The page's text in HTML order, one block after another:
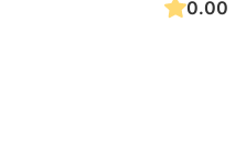
0.00